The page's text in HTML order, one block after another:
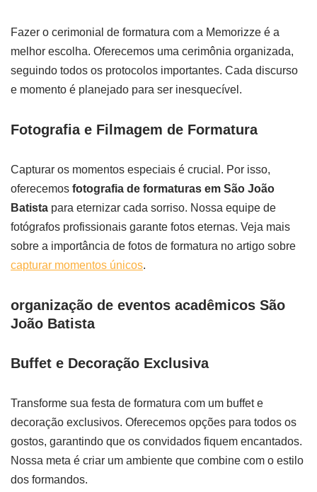
Fazer o cerimonial de formatura com a Memorizze é a
melhor escolha. Oferecemos uma cerimônia organizada,
seguindo todos os protocolos importantes. Cada discurso
e momento é planejado para ser inesquecível.
Fotografia e Filmagem de Formatura
Capturar os momentos especiais é crucial. Por isso,
oferecemos fotografia de formaturas em São João
Batista para eternizar cada sorriso. Nossa equipe de
fotógrafos profissionais garante fotos eternas. Veja mais
sobre a importância de fotos de formatura no artigo sobre
capturar momentos únicos.
organização de eventos acadêmicos São
João Batista
Buffet e Decoração Exclusiva
Transforme sua festa de formatura com um buffet e
decoração exclusivos. Oferecemos opções para todos os
gostos, garantindo que os convidados fiquem encantados.
Nossa meta é criar um ambiente que combine com o estilo
dos formandos.